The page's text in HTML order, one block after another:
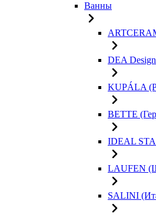
Ванны
DEA
KUPÁLA
BETTE
IDEAL
LAUFEN
SALINI